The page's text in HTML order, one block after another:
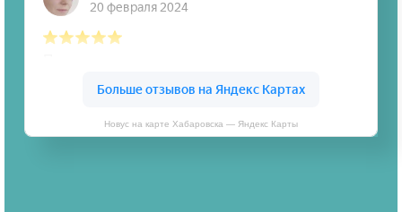
Новус на карте Хабаровска — Яндекс Карты